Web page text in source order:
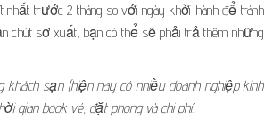
trước 2 tháng so với ngày khởi hành để tránh
chút sơ xuất, bạn có thể sẽ phải trả thêm những
sạn (hiện nay có nhiều doanh nghiệp kinh
gian book vé, đặt phòng và chi phí.